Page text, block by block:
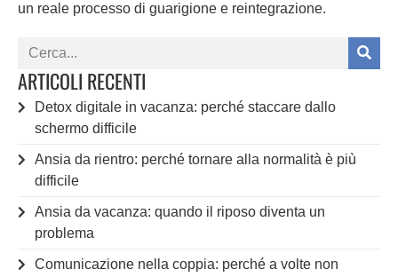
un reale processo di guarigione e reintegrazione.
ARTICOLI RECENTI
Detox digitale in vacanza: perché staccare dallo
schermo difficile
Ansia da rientro: perché tornare alla normalità è più
difficile
Ansia da vacanza: quando il riposo diventa un
problema
Comunicazione nella coppia: perché a volte non